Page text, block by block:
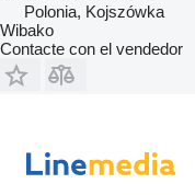
Polonia, Kojszówka
Wibako
Contacte con el vendedor